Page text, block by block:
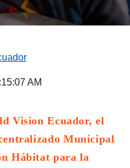
AM
Vision Ecuador, el
Municipal
Hábitat para la